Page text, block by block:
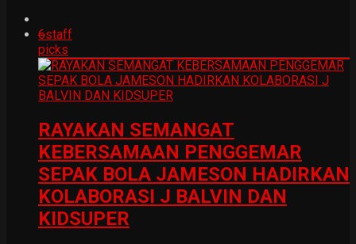
6staff
picks
RAYAKAN SEMANGAT
KEBERSAMAAN PENGGEMAR
SEPAK BOLA JAMESON HADIRKAN
KOLABORASI J BALVIN DAN
KIDSUPER